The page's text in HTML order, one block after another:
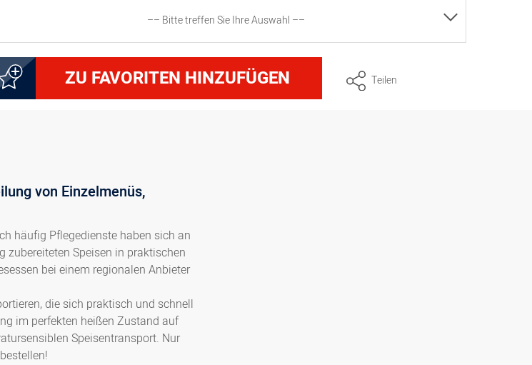
–– Bitte treffen Sie Ihre Auswahl ––
4100201020 2er Transportbox, für 2 flache oder 1 tiefe Menüschale
ZU FAVORITEN HINZUFÜGEN Teilen
von Einzelmenüs,
häufig Pflegedienste haben sich an
zubereiteten Speisen in praktischen
bei einem regionalen Anbieter
die sich praktisch und schnell
im perfekten heißen Zustand auf
Speisentransport. Nur